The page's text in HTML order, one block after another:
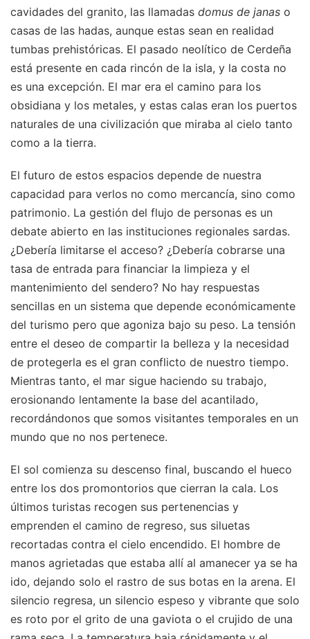
cavidades del granito, las llamadas domus de janas o
casas de las hadas, aunque estas sean en realidad
tumbas prehistóricas. El pasado neolítico de Cerdeña
está presente en cada rincón de la isla, y la costa no
es una excepción. El mar era el camino para los
obsidiana y los metales, y estas calas eran los puertos
naturales de una civilización que miraba al cielo tanto
como a la tierra.
El futuro de estos espacios depende de nuestra
capacidad para verlos no como mercancía, sino como
patrimonio. La gestión del flujo de personas es un
debate abierto en las instituciones regionales sardas.
¿Debería limitarse el acceso? ¿Debería cobrarse una
tasa de entrada para financiar la limpieza y el
mantenimiento del sendero? No hay respuestas
sencillas en un sistema que depende económicamente
del turismo pero que agoniza bajo su peso. La tensión
entre el deseo de compartir la belleza y la necesidad
de protegerla es el gran conflicto de nuestro tiempo.
Mientras tanto, el mar sigue haciendo su trabajo,
erosionando lentamente la base del acantilado,
recordándonos que somos visitantes temporales en un
mundo que no nos pertenece.
El sol comienza su descenso final, buscando el hueco
entre los dos promontorios que cierran la cala. Los
últimos turistas recogen sus pertenencias y
emprenden el camino de regreso, sus siluetas
recortadas contra el cielo encendido. El hombre de
manos agrietadas que estaba allí al amanecer ya se ha
ido, dejando solo el rastro de sus botas en la arena. El
silencio regresa, un silencio espeso y vibrante que solo
es roto por el grito de una gaviota o el crujido de una